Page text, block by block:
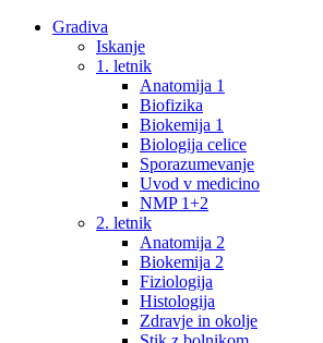
Gradiva
Iskanje
1. letnik
Anatomija 1
Biofizika
Biokemija 1
Biologija celice
Sporazumevanje
Uvod v medicino
NMP 1+2
2. letnik
Anatomija 2
Biokemija 2
Fiziologija
Histologija
Zdravje in okolje